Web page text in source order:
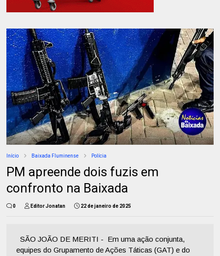
Início Baixada Fluminense Polícia
PM apreende dois fuzis em
confronto na Baixada
0 Editor Jonatan 22 de janeiro de 2025
SÃO JOÃO DE MERITI - Em uma ação conjunta,
equipes do Grupamento de Ações Táticas (GAT) e do